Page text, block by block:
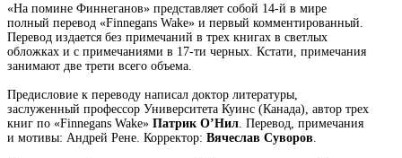
«На помине Финнеганов» представляет собой 14-й в мире
полный перевод «Finnegans Wake» и первый комментированный.
Перевод издается без примечаний в трех книгах в светлых
обложках и с примечаниями в 17-ти черных. Кстати, примечания
занимают две трети всего объема.
Предисловие к переводу написал доктор литературы,
заслуженный профессор Университета Куинс (Канада), автор трех
книг по «Finnegans Wake» Патрик О’Нил . Перевод, примечания
и мотивы: Андрей Рене. Корректор: Вячеслав Суворов